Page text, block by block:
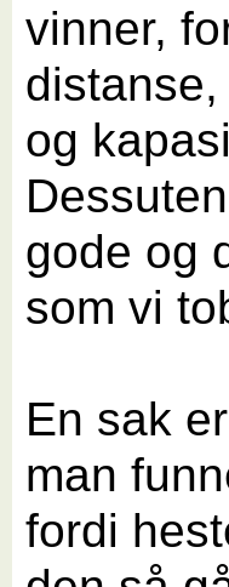
vinner,
og
gode og
som vi
En sak
man
fordi